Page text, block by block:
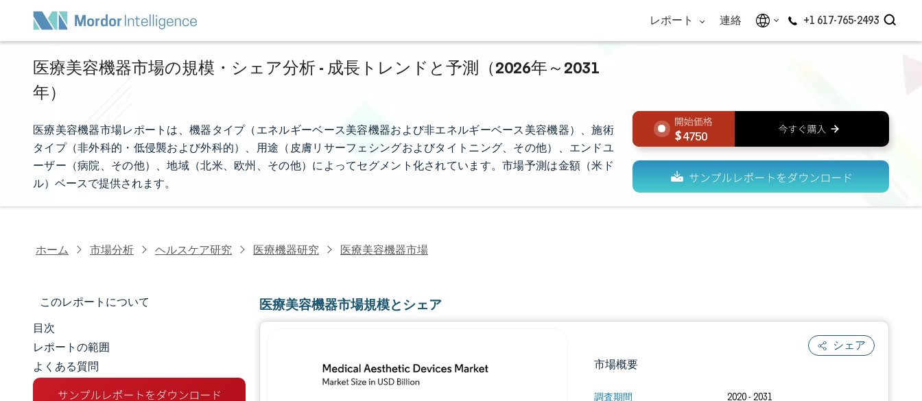
レポート 連絡 +1 617-765-2493
医療美容機器市場の規模・シェア分析 - 成長トレンドと予測（2026年～2031
年）
医療美容機器市場レポートは、機器タイプ（エネルギーベース美容機器および非エネルギーベース美容機器）、施術
タイプ（非外科的・低侵襲および外科的）、用途（皮膚リサーフェシングおよびタイトニング、その他）、エンドユ
ーザー（病院、その他）、地域（北米、欧州、その他）によってセグメント化されています。市場予測は金額（米ド
ル）ベースで提供されます。
4750
ホーム 市場分析 ヘルスケア研究 医療機器研究 医療美容機器市場
このレポートについて
市場規模とシェア
市場分析
目次
レポートの範囲
よくある質問
医療美容機器市場規模とシェア
シェア
市場概要
調査期間 2020 - 2031